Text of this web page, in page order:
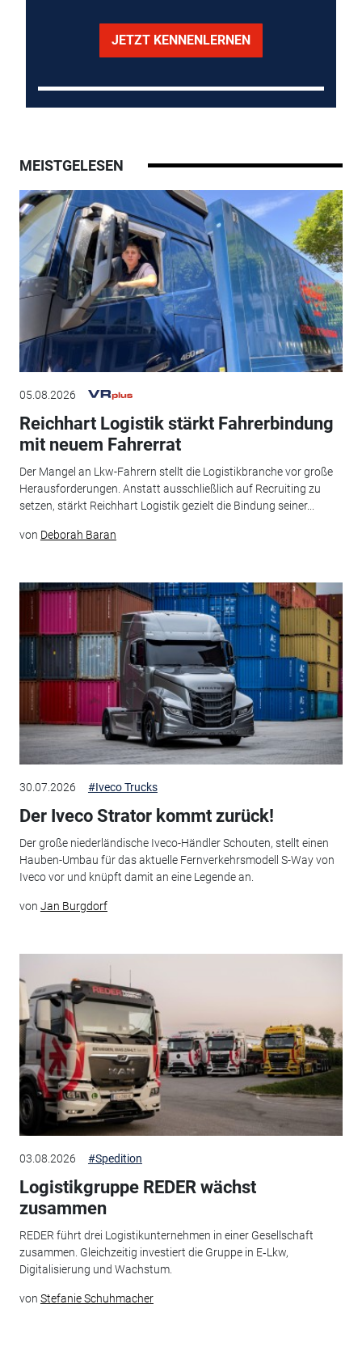
JETZT KENNENLERNEN
MEISTGELESEN
05.08.2026
Reichhart Logistik stärkt Fahrerbindung
mit neuem Fahrerrat
Der Mangel an Lkw-Fahrern stellt die Logistikbranche vor große
Herausforderungen. Anstatt ausschließlich auf Recruiting zu
setzen, stärkt Reichhart Logistik gezielt die Bindung seiner...
von Deborah Baran
30.07.2026 #Iveco Trucks
Der Iveco Strator kommt zurück!
Der große niederländische Iveco-Händler Schouten, stellt einen
Hauben-Umbau für das aktuelle Fernverkehrsmodell S-Way von
Iveco vor und knüpft damit an eine Legende an.
von Jan Burgdorf
03.08.2026 #Spedition
Logistikgruppe REDER wächst
zusammen
REDER führt drei Logistikunternehmen in einer Gesellschaft
zusammen. Gleichzeitig investiert die Gruppe in E‑Lkw,
Digitalisierung und Wachstum.
von Stefanie Schuhmacher